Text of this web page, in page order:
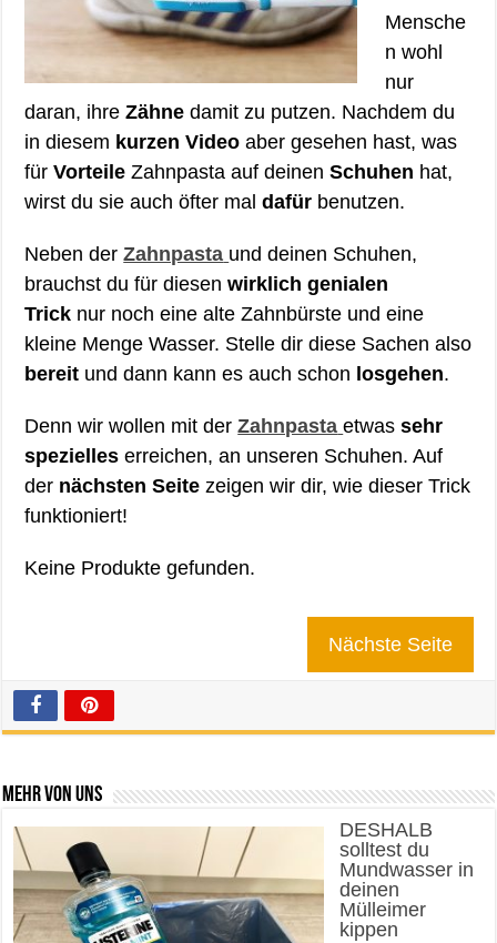
Mensche
n wohl
nur
daran, ihreZähnedamit zu putzen. Nachdem du
in diesem kurzen Video aber gesehen hast, was
fürVorteile Zahnpasta auf deinenSchuhen hat,
wirst du sie auch öfter maldafür benutzen.
Neben derZahnpasta und deinen Schuhen,
brauchst du für diesenwirklich genialen
Trick nur noch eine alte Zahnbürste und eine
kleine Menge Wasser. Stelle dir diese Sachen also
bereit und dann kann es auch schon losgehen.
Denn wir wollen mit derZahnpasta etwassehr
spezielles erreichen, an unseren Schuhen. Auf
der nächsten Seite zeigen wir dir, wie dieser Trick
funktioniert!
Keine Produkte gefunden.
Nächste Seite
Mehr von uns
DESHALB
solltest du
Mundwasser in
deinen
Mülleimer
kippen